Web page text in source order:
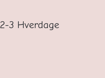
3 Hverdage